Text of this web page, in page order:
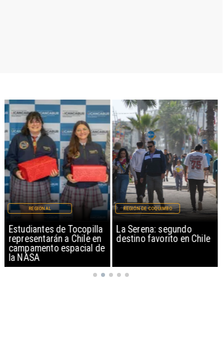
Estudiantes de Tocopilla
representarán a Chile en
campamento espacial de
la NASA
REGIONAL
La Serena: segundo
destino favorito en Chile
REGIÓN DE COQUIMBO